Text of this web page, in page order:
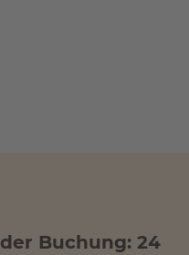
Buchung: 24